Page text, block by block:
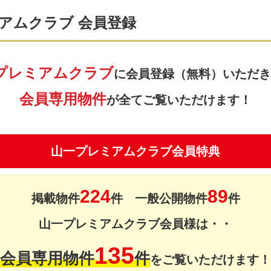
ムクラブ 会員登録
レミアムクラブに会員登録（無料）いただ
会員専用物件が全てご覧いただけます！
山一プレミアムクラブ会員特典
掲載物件224件 一般公開物件89件
山一プレミアムクラブ会員様は・・
会員専用物件135件をご覧いただけます！